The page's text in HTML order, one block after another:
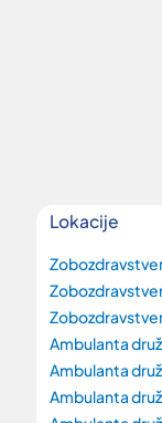
Lokacije
Ambulanta
Ambulanta
Ambulanta